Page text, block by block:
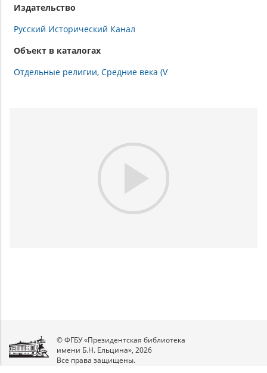
Издательство
Русский Исторический Канал
Объект в каталогах
Отдельные религии Средние века (V
Play
Video
© ФГБУ «Президентская библиотека
имени Б.Н. Ельцина», 2026
Все права защищены.